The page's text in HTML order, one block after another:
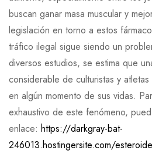
buscan ganar masa muscular y
legislación en torno a estos
tráfico ilegal sigue siendo un
diversos estudios, se estima que
considerable de culturistas y
en algún momento de sus vidas.
exhaustivo de este fenómeno,
enlace: https://darkgray-bat-
246013.hostingersite.com/